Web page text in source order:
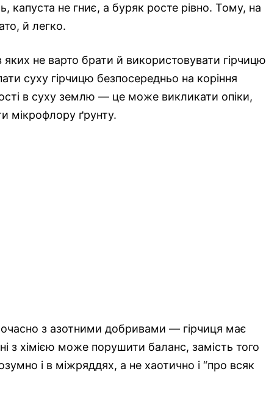
капуста не гниє, а буряк росте рівно. Тому, на
й легко.
яких не варто брати й використовувати гірчицю
суху гірчицю безпосередньо на коріння
в суху землю — це може викликати опіки,
мікрофлору ґрунту.
з азотними добривами — гірчиця має
з хімією може порушити баланс, замість того
і в міжряддях, а не хаотично і “про всяк